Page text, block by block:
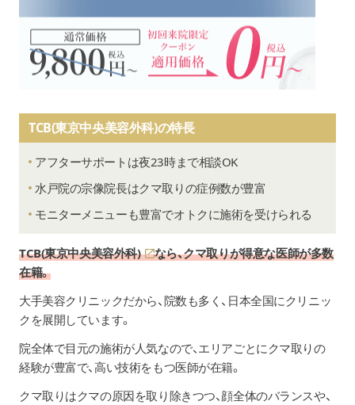
TCB(東京中央美容外科)の特長
アフターサポートは夜23時まで相談OK
水戸院の宗像院長はクマ取りの症例数が豊富
モニターメニューも豊富でオトクに施術を受けられる
TCB(東京中央美容外科)
なら、クマ取りが得意な医師が多数
在籍。
大手美容クリニックだから、院数も多く、日本全国にクリニッ
クを展開しています。
院全体で目元の施術が人気なので、エリアごとにクマ取りの
経験が豊富で、高い技術をもつ医師が在籍。
クマ取りはクマの原因を取り除きつつ、顔全体のバランスや、